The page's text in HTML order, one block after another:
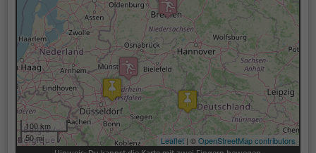
100 km
50 mi
Leaflet | ©OpenStreetMap contributors